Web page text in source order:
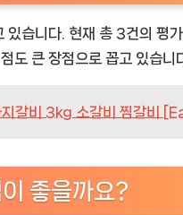
습니다. 현재 총 3건의 평
도 큰 장점으로 꼽고 있습니
지갈비 3kg 소갈비 찜갈비
좋을까요?